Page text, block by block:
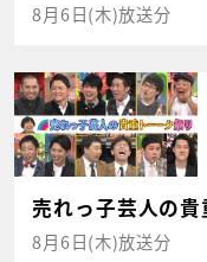
8月6日(木)放送分
売れっ子芸人の
8月6日(木)放送分